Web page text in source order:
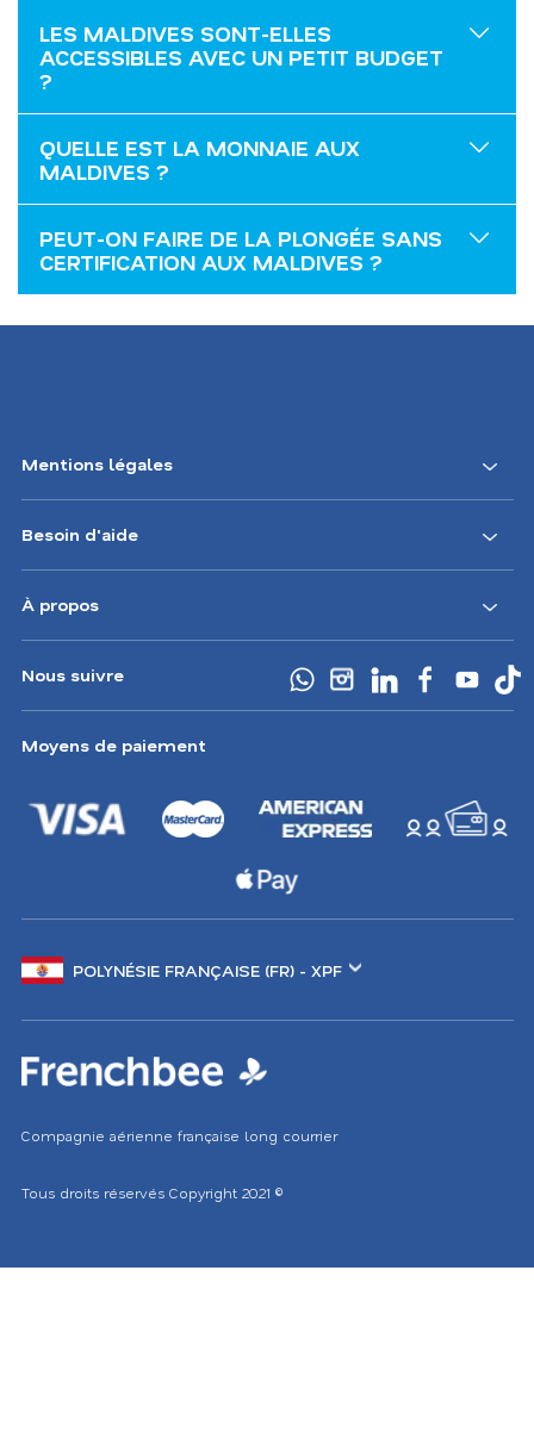
LES MALDIVES SONT-ELLES
ACCESSIBLES AVEC UN PETIT BUDGET
?
QUELLE EST LA MONNAIE AUX
MALDIVES ?
PEUT-ON FAIRE DE LA PLONGÉE SANS
CERTIFICATION AUX MALDIVES ?
Mentions légales
Besoin d'aide
À propos
Nous suivre
Moyens de paiement
de
Compagnie aérienne française long courrier
Tous droits réservés Copyright 2021 ©